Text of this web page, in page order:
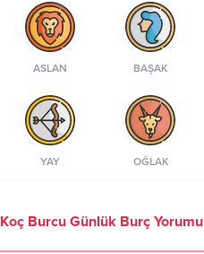
ASLAN BAŞAK
YAY OĞLAK
Koç Burcu Günlük Burç Yorumu